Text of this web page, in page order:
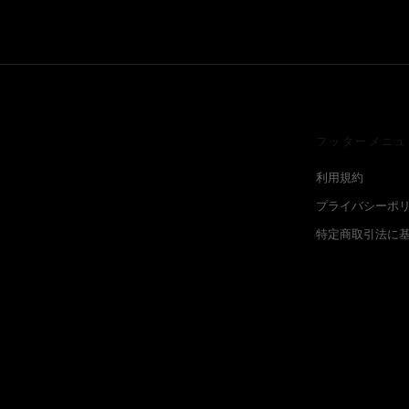
フッターメニュ
利用規約
プライバシーポ
特定商取引法に